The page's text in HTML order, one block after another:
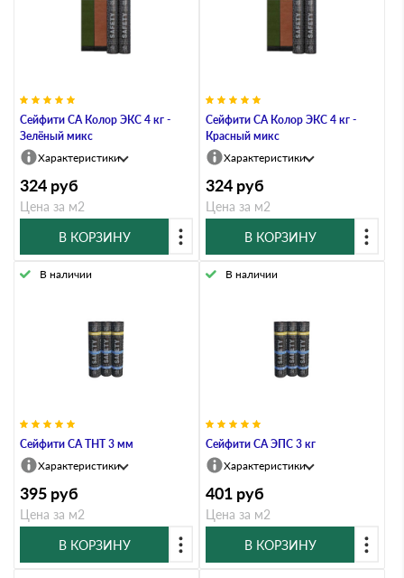
Сейфити СА Колор ЭКC 4 кг -
Зелёный микс
Характеристики
324 руб
Цена за м2
В КОРЗИНУ
Сейфити СА Колор ЭКC 4 кг -
Красный микс
Характеристики
324 руб
Цена за м2
В КОРЗИНУ
Сейфити СА ТНТ 3 мм
В наличии
Характеристики
395 руб
Цена за м2
В КОРЗИНУ
Сейфити СА ЭПС 3 кг
В наличии
Характеристики
401 руб
Цена за м2
В КОРЗИНУ